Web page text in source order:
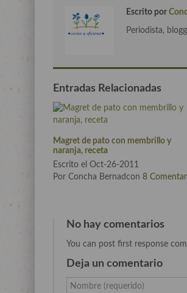
Escrito por
Periodista,
Entradas Relacionadas
Magret de pato con membrillo y
naranja, receta
Escrito el Oct-26-2011
Por Concha Bernadcon 8
No hay comentarios
You can post first response
Deja un comentario
Nombre (requerido)